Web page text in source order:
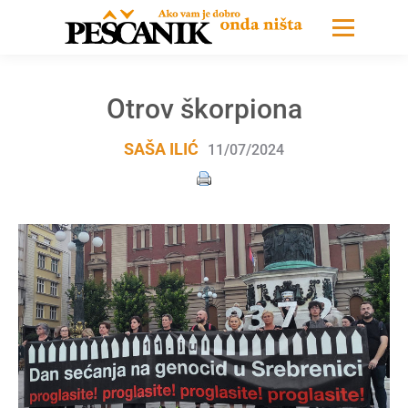
Otrov škorpiona
SAŠA ILIĆ 11/07/2024